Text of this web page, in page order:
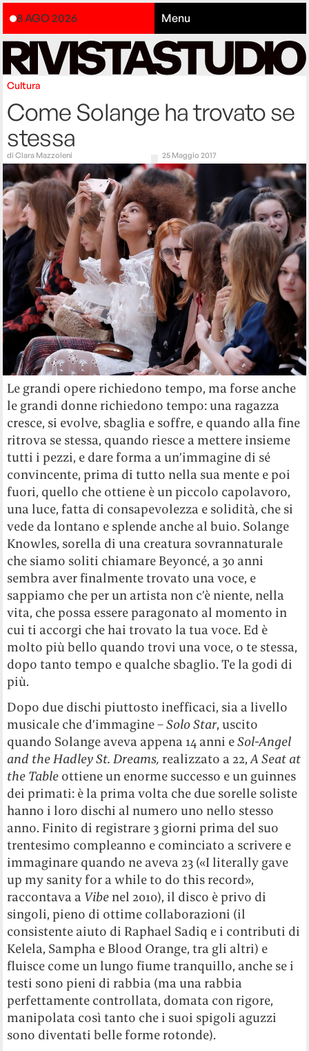
8 AGO 2026 Menu
Cultura
Come Solange ha trovato se
stessa
diClara Mazzoleni 25 Maggio 2017
Le grandi opere richiedono tempo, ma forse anche
le grandi donne richiedono tempo: una ragazza
cresce, si evolve, sbaglia e soffre, e quando alla fine
ritrova se stessa, quando riesce a mettere insieme
tutti i pezzi, e dare forma a un’immagine di sé
convincente, prima di tutto nella sua mente e poi
fuori, quello che ottiene è un piccolo capolavoro,
una luce, fatta di consapevolezza e solidità, che si
vede da lontano e splende anche al buio. Solange
Knowles, sorella di una creatura sovrannaturale
che siamo soliti chiamare Beyoncé, a 30 anni
sembra aver finalmente trovato una voce, e
sappiamo che per un artista non c’è niente, nella
vita, che possa essere paragonato al momento in
cui ti accorgi che hai trovato la tua voce. Ed è
molto più bello quando trovi una voce, o te stessa,
dopo tanto tempo e qualche sbaglio. Te la godi di
più.
Dopo due dischi piuttosto inefficaci, sia a livello
musicale che d’immagine –Solo Star, uscito
quando Solange aveva appena 14 anni eSol-Angel
and the Hadley St. Dreams, realizzato a 22,A Seat at
the Table ottiene un enorme successo e un guinnes
dei primati: è la prima volta che due sorelle soliste
hanno i loro dischi al numero uno nello stesso
anno. Finito di registrare 3 giorni prima del suo
trentesimo compleanno e cominciato a scrivere e
immaginare quando ne aveva 23 («I literally gave
up my sanity for a while to do this record»,
raccontava a Vibe nel 2010), il disco è privo di
singoli, pieno di ottime collaborazioni (il
consistente aiuto di Raphael Sadiq e i contributi di
Kelela, Sampha e Blood Orange, tra gli altri) e
fluisce come un lungo fiume tranquillo, anche se i
testi sono pieni di rabbia (ma una rabbia
perfettamente controllata, domata con rigore,
manipolata così tanto che i suoi spigoli aguzzi
sono diventati belle forme rotonde).